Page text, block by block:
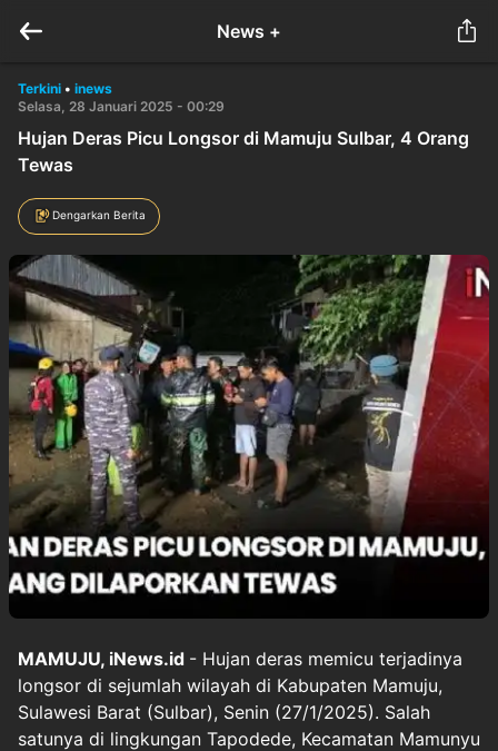
News +
Terkini • inews
Selasa, 28 Januari 2025 - 00:29
Hujan Deras Picu Longsor di Mamuju Sulbar, 4 Orang
Tewas
Dengarkan Berita
MAMUJU, iNews.id - Hujan deras memicu terjadinya
longsor di sejumlah wilayah di Kabupaten Mamuju,
Sulawesi Barat (Sulbar), Senin (27/1/2025). Salah
satunya di lingkungan Tapodede, Kecamatan Mamunyu